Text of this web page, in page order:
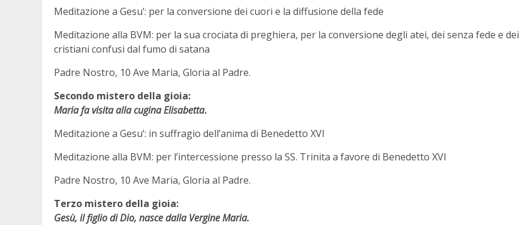
Meditazione a Gesu’: per la conversione dei cuori e la diffusione della fede
Meditazione alla BVM: per la sua crociata di preghiera, per la conversione degli atei, dei senza fede e dei
cristiani confusi dal fumo di satana
Padre Nostro, 10 Ave Maria, Gloria al Padre.
Secondo mistero della gioia:
Maria fa visita alla cugina Elisabetta.
Meditazione a Gesu’: in suffragio dell’anima di Benedetto XVI
Meditazione alla BVM: per l’intercessione presso la SS. Trinita a favore di Benedetto XVI
Padre Nostro, 10 Ave Maria, Gloria al Padre.
Terzo mistero della gioia:
Gesù, il figlio di Dio, nasce dalla Vergine Maria.